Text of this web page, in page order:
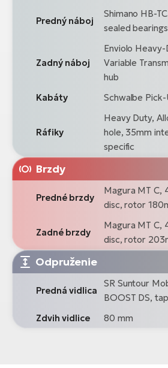
Predný náboj
Shimano HB-
sealed
Zadný náboj
Enviolo
Variable
hub
Kabáty
Schwalbe
Ráfiky
Heavy Duty,
hole, 35mm
specific
Brzdy
Predné brzdy
Magura MT C,
disc, rotor
Zadné brzdy
Magura MT C,
disc, rotor
Odpruženie
Predná vidlica
SR Suntour
BOOST DS,
Zdvih vidlice
80 mm